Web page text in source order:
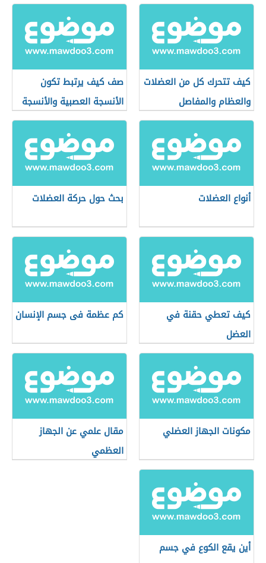
كيف تتحرك كل من العضلات
والعظام والمفاصل
صف كيف يرتبط تكون
الأنسجة العصبية والأنسجة
العضلية
أنواع العضلات بحث حول حركة العضلات
كيف تعطي حقنة في
العضل
كم عظمة فى جسم الإنسان
مكونات الجهاز العضلي
مقال علمي عن الجهاز
العظمي
أين يقع الكوع في جسم